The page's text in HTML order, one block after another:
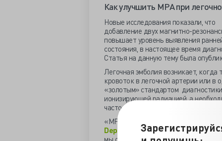
Как улучшить МРА при
Новые исследования показали, что
добавление двух магнитно-
повышает уровень выявления
состояния, в настоящее время
Статья на данную тему была
Легочная эмболия возникает,
кровоток в легочной артерии или
«золотым» стандартом
ионизирующей радиацией, а
часто осложняется развитием
«МРТ развивается гораздо
Department of Radiology at the
мы стали получать изображения